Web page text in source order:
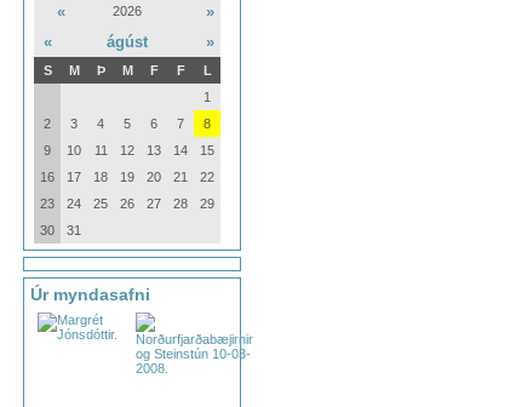
« 2026
»
«
ágúst »
S M Þ M F F
L
1
2
3 4 5 6 7
8
9
10 11 12 13 14
15
16
17 18 19 20 21
22
23
24 25 26 27 28
29
30
31
Úr myndasafni